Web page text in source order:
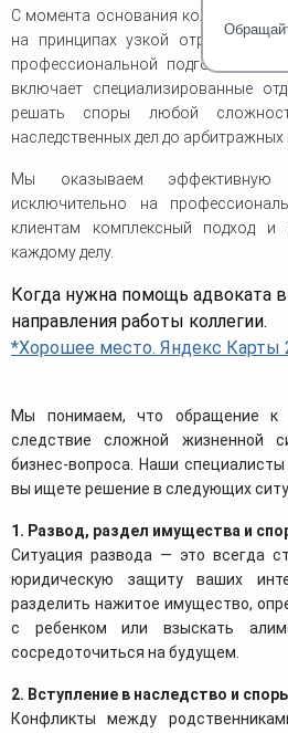
Видео ММКА
Для юридических лиц
Суды
С момента основания коллегии в
на принципах узкой отраслевой
профессиональной подготовки.
включает специализированные
решать споры любой
наследственных дел до
Мы оказываем эффективную
исключительно на
клиентам комплексный подход и
каждому делу.
Когда нужна помощь адвоката
направления работы коллегии.
*Хорошее место. Яндекс Карты
Мы понимаем, что обращение к
следствие сложной жизненной
бизнес-вопроса. Наши
вы ищете решение в следующих
1. Развод, раздел имущества и
Ситуация развода — это всегда
юридическую защиту ваших
разделить нажитое имущество,
с ребенком или взыскать
сосредоточиться на будущем.
2. Вступление в наследство и
Конфликты между